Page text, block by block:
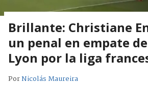
Brillante: Christiane
un penal en empate de
Lyon por la liga
PorNicolás Maureira